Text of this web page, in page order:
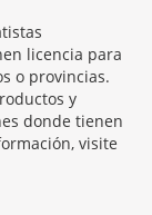
licencia para
o provincias.
y
donde tienen
visite